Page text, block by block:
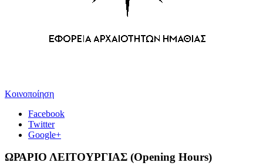
Κοινοποίηση
Facebook
Twitter
Google+
ΩΡΑΡΙΟ ΛΕΙΤΟΥΡΓΙΑΣ (Opening Hours)